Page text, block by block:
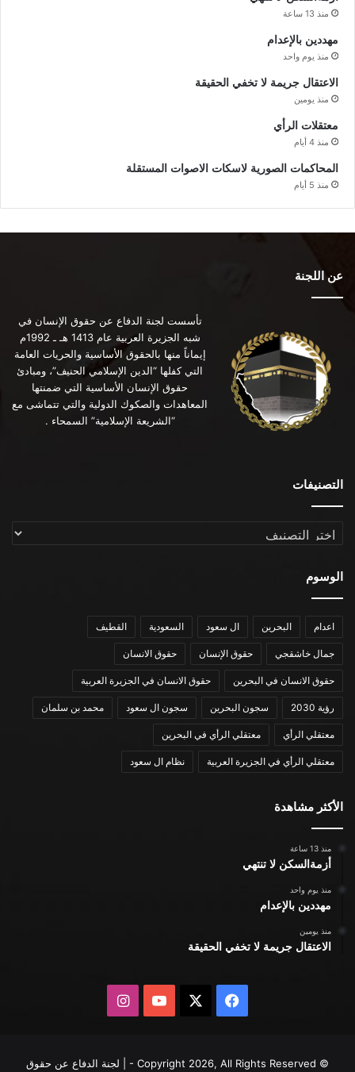
منذ 13 ساعة
مهددين بالإعدام
منذ يوم واحد
الاعتقال جريمة لا تخفي الحقيقة
منذ يومين
معتقلات الرأي
منذ 4 أيام
المحاكمات الصورية لاسكات الاصوات المستقلة
منذ 5 أيام
عن اللجنة
تأسست لجنة الدفاع عن حقوق الإنسان في
شبه الجزيرة العربية عام 1413 هـ ـ 1992م
إيماناً منها بالحقوق الأساسية والحريات العامة
التي كفلها “الدين الإسلامي الحنيف”، ومبادئ
حقوق الإنسان الأساسية التي ضمنتها
المعاهدات والصكوك الدولية والتي تتماشى مع
“الشريعة الإسلامية” السمحاء .
التصنيفات
التصنيفات
الوسوم
اعدام البحرين ال سعود السعودية القطيف
جمال خاشقجي حقوق الإنسان حقوق الانسان
حقوق الانسان في البحرين حقوق الانسان في الجزيرة العربية
رؤية 2030 سجون البحرين سجون ال سعود محمد بن سلمان
معتقلي الرأي معتقلي الرأي في البحرين
معتقلي الرأي في الجزيرة العربية نظام ال سعود
الأكثر مشاهدة
منذ 13 ساعة
أزمةالسكن لا تنتهي
منذ يوم واحد
مهددين بالإعدام
منذ يومين
الاعتقال جريمة لا تخفي الحقيقة
فيسبوك يوتيوبانستقرام
© Copyright 2026, All Rights Reserved - | لجنة الدفاع عن حقوق